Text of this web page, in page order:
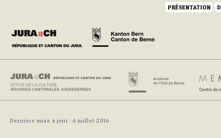
PRÉSENTATION
Dernière mise à jour : 4 juillet 2016